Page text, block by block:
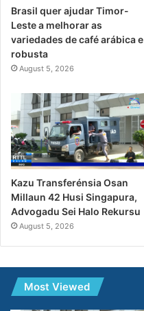
Brasil quer ajudar Timor-
Leste a melhorar as
variedades de café arábica e
robusta
August 5, 2026
Kazu Transferénsia Osan
Millaun 42 Husi Singapura,
Advogadu Sei Halo Rekursu
August 5, 2026
Most Viewed